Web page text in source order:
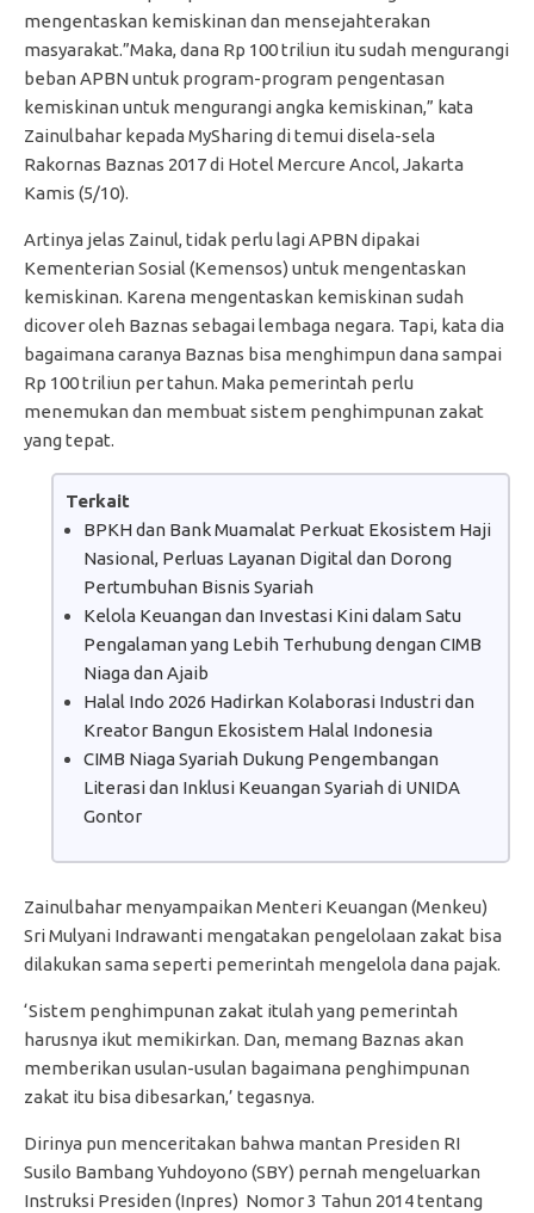
mengentaskan kemiskinan dan mensejahterakan
masyarakat.”Maka, dana Rp 100 triliun itu sudah mengurangi
beban APBN untuk program-program pengentasan
kemiskinan untuk mengurangi angka kemiskinan,” kata
Zainulbahar kepada MySharing di temui disela-sela
Rakornas Baznas 2017 di Hotel Mercure Ancol, Jakarta
Kamis (5/10).
Artinya jelas Zainul, tidak perlu lagi APBN dipakai
Kementerian Sosial (Kemensos) untuk mengentaskan
kemiskinan. Karena mengentaskan kemiskinan sudah
dicover oleh Baznas sebagai lembaga negara. Tapi, kata dia
bagaimana caranya Baznas bisa menghimpun dana sampai
Rp 100 triliun per tahun. Maka pemerintah perlu
menemukan dan membuat sistem penghimpunan zakat
yang tepat.
Terkait
BPKH dan Bank Muamalat Perkuat Ekosistem Haji
Nasional, Perluas Layanan Digital dan Dorong
Pertumbuhan Bisnis Syariah
Kelola Keuangan dan Investasi Kini dalam Satu
Pengalaman yang Lebih Terhubung dengan CIMB
Niaga dan Ajaib
Halal Indo 2026 Hadirkan Kolaborasi Industri dan
Kreator Bangun Ekosistem Halal Indonesia
CIMB Niaga Syariah Dukung Pengembangan
Literasi dan Inklusi Keuangan Syariah di UNIDA
Gontor
Zainulbahar menyampaikan Menteri Keuangan (Menkeu)
Sri Mulyani Indrawanti mengatakan pengelolaan zakat bisa
dilakukan sama seperti pemerintah mengelola dana pajak.
‘Sistem penghimpunan zakat itulah yang pemerintah
harusnya ikut memikirkan. Dan, memang Baznas akan
memberikan usulan-usulan bagaimana penghimpunan
zakat itu bisa dibesarkan,’ tegasnya.
Dirinya pun menceritakan bahwa mantan Presiden RI
Susilo Bambang Yuhdoyono (SBY) pernah mengeluarkan
Instruksi Presiden (Inpres) Nomor 3 Tahun 2014 tentang